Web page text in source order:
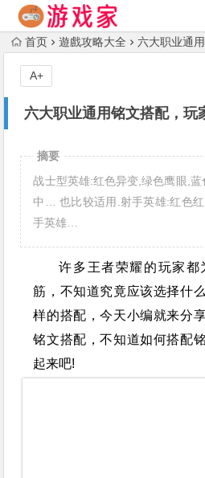
首页 遊戲攻略大全 六大职业通用
六大职业通用铭文搭配，玩
A+
摘要
战士型英雄:红色异变,绿色鹰眼,
中… 也比较适用.射手英雄:红色
手英雄…
许多王者荣耀的玩家都
筋，不知道究竟应该选择什
样的搭配，今天小编就来分
铭文搭配，不知道如何搭配
起来吧!